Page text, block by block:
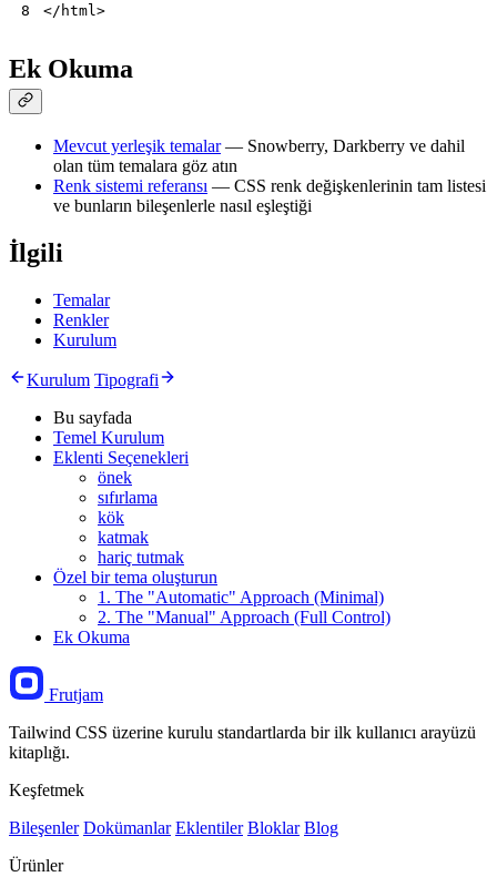
8
</ html >
Ek Okuma
Mevcut yerleşik temalar— Snowberry, Darkberry ve dahil
olan tüm temalara göz atın
Renk sistemi referansı — CSS renk değişkenlerinin tam listesi
ve bunların bileşenlerle nasıl eşleştiği
İlgili
Temalar
Renkler
Kurulum
Kurulum Tipografi
Bu sayfada
Temel Kurulum
Eklenti Seçenekleri
önek
sıfırlama
kök
katmak
hariç tutmak
Özel bir tema oluşturun
1. The "Automatic" Approach (Minimal)
2. The "Manual" Approach (Full Control)
Ek Okuma
Frutjam
Tailwind CSS üzerine kurulu standartlarda bir ilk kullanıcı arayüzü
kitaplığı.
Keşfetmek
Bileşenler Dokümanlar Eklentiler Bloklar Blog
Ürünler